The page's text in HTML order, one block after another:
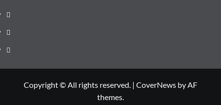
Joburi
Politică
Comunicate
Copyright © All rights reserved. | CoverNews by AF
themes.